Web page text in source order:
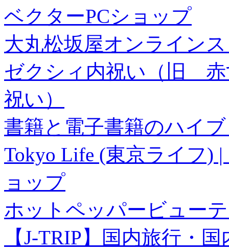
ベクターPCショップ
大丸松坂屋オンライン
ゼクシィ内祝い（旧 赤
祝い）
書籍と電子書籍のハイ
Tokyo Life (東京ライフ)
ョップ
ホットペッパービュー
【J-TRIP】国内旅行・